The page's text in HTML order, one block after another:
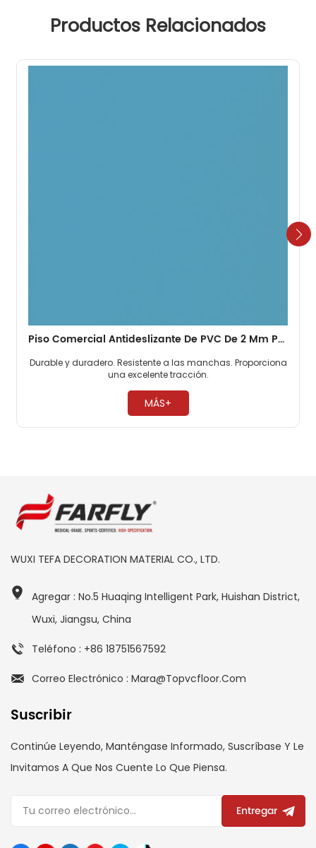
Productos Relacionados
Piso Comercial Antideslizante De PVC De 2 Mm Para Centro Comercial
Durable y duradero. Resistente a las manchas. Proporciona
una excelente tracción. ​
MÁS+
WUXI TEFA DECORATION MATERIAL CO., LTD.
Agregar : No.5 Huaqing Intelligent Park, Huishan District,
Wuxi, Jiangsu, China
Teléfono : +86 18751567592
Correo Electrónico : Mara@topvcfloor.com
Suscribir
Continúe Leyendo, Manténgase Informado, Suscríbase Y Le
Invitamos A Que Nos Cuente Lo Que Piensa.
Entregar